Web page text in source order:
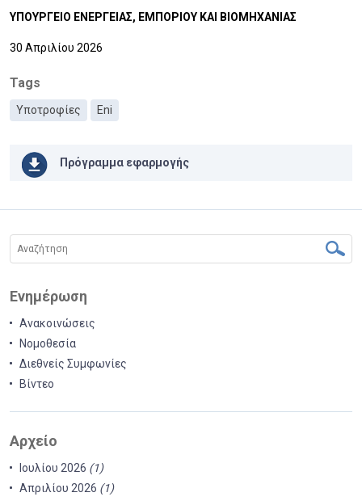
ΥΠΟΥΡΓΕΙΟ ΕΝΕΡΓΕΙΑΣ, ΕΜΠΟΡΙΟΥ ΚΑΙ ΒΙΟΜΗΧΑΝΙΑΣ
30 Απριλίου 2026
Tags
Υποτροφίες Eni
Πρόγραμμα εφαρμογής
Ενημέρωση
Ανακοινώσεις
Νομοθεσία
Διεθνείς Συμφωνίες
Βίντεο
Αρχείο
Ιουλίου 2026 (1)
Απριλίου 2026 (1)